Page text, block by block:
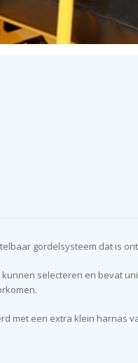
gordelsysteem dat is
selecteren en bevat
met een extra klein